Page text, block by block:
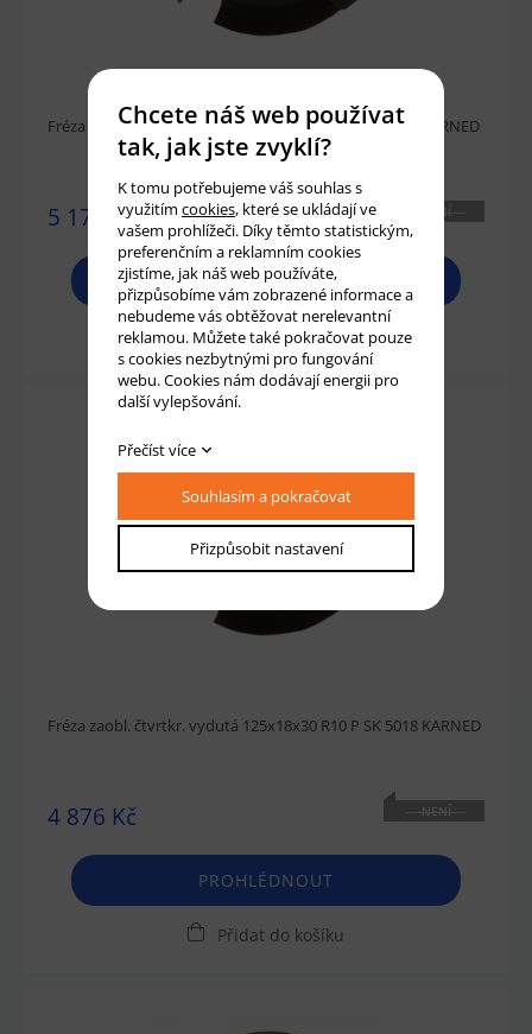
Fréza zaobl. čtvrtkr. vydutá 125x18x30 R10 L SK 5018 KARNED
5 178 Kč
NENÍ
SKLADEM
PROHLÉDNOUT
Přidat do košíku
Fréza zaobl. čtvrtkr. vydutá 125x18x30 R10 P SK 5018 KARNED
4 876 Kč
NENÍ
PROHLÉDNOUT
Přidat do košíku
Chcete náš web používat
tak, jak jste zvyklí?
K tomu potřebujeme váš souhlas s
využitím cookies, které se ukládají ve
vašem prohlížeči. Díky těmto statistickým,
preferenčním a reklamním cookies
zjistíme, jak náš web používáte,
přizpůsobíme vám zobrazené informace a
nebudeme vás obtěžovat nerelevantní
reklamou. Můžete také pokračovat pouze
s cookies nezbytnými pro fungování
webu. Cookies nám dodávají energii pro
další vylepšování.
Přečíst více
Souhlasím a pokračovat
Přizpůsobit nastavení